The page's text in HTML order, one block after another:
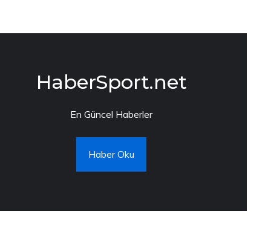
HaberSport.net
En Güncel Haberler
Haber Oku